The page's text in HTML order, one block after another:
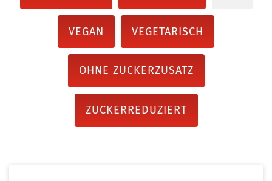
VEGAN VEGETARISCH
OHNE ZUCKERZUSATZ
ZUCKERREDUZIERT